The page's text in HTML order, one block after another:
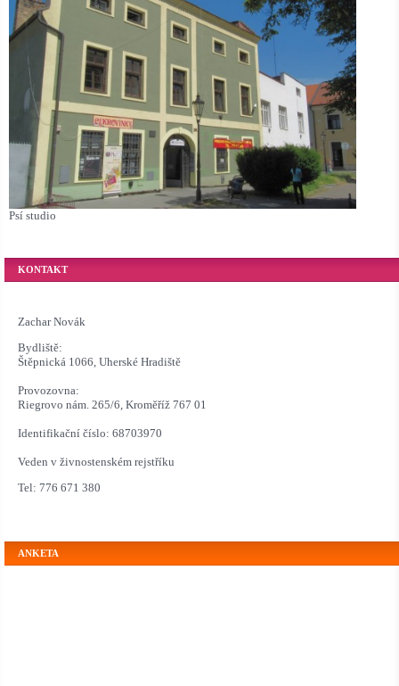
Psí studio
KONTAKT
Zachar Novák
Bydliště:
Štěpnická 1066, Uherské Hradiště
Provozovna:
Riegrovo nám. 265/6, Kroměříž 767 01
Identifikační číslo: 68703970
Veden v živnostenském rejstříku
Tel: 776 671 380
ANKETA